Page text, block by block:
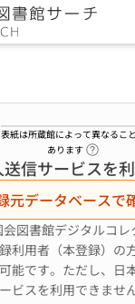
表紙は所蔵館によって異なるこ
あります
信サービスを
元データベースで
会図書館デジタルコレ
利用者（本登録）の
能です。ただし、日
ビスを利用できません